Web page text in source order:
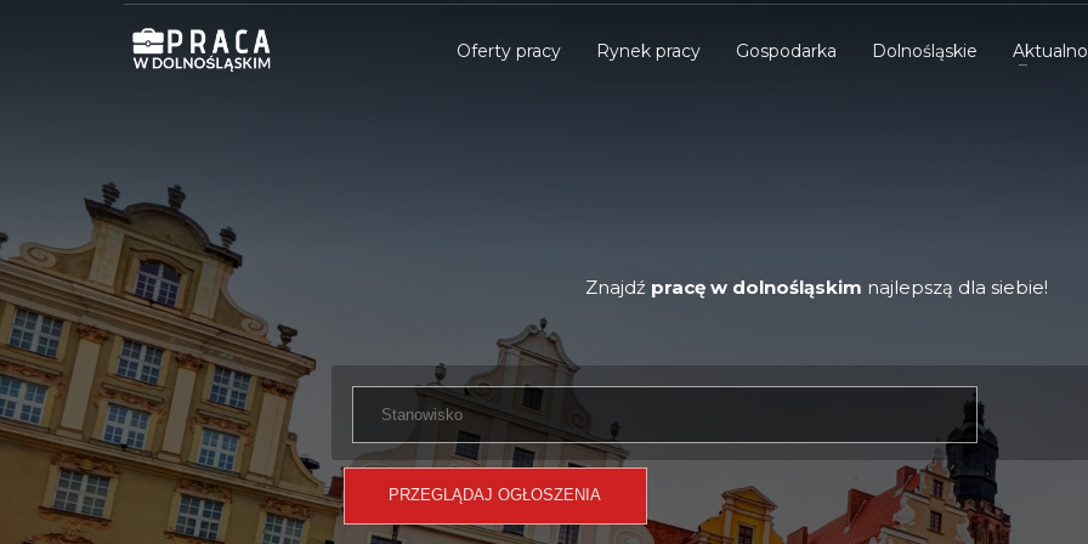
Oferty pracy Rynek pracy Gospodarka Dolnośląskie
Znajdź pracę w dolnośląskim najlepszą dla siebie!